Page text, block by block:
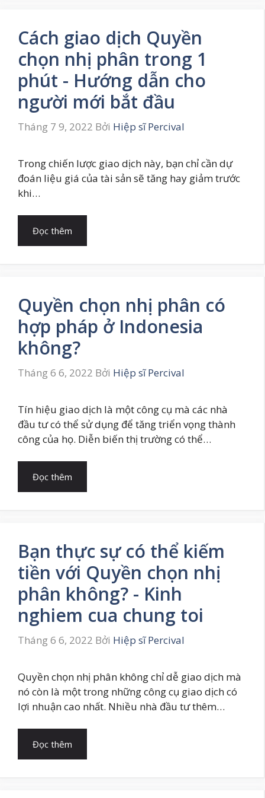
Cách giao dịch Quyền
chọn nhị phân trong 1
phút - Hướng dẫn cho
người mới bắt đầu
Tháng 7 9, 2022 Bởi Hiệp sĩ Percival
Trong chiến lược giao dịch này, bạn chỉ cần dự
đoán liệu giá của tài sản sẽ tăng hay giảm trước
khi…
Đọc thêm
Quyền chọn nhị phân có
hợp pháp ở Indonesia
không?
Tháng 6 6, 2022 Bởi Hiệp sĩ Percival
Tín hiệu giao dịch là một công cụ mà các nhà
đầu tư có thể sử dụng để tăng triển vọng thành
công của họ. Diễn biến thị trường có thể…
Đọc thêm
Bạn thực sự có thể kiếm
tiền với Quyền chọn nhị
phân không? - Kinh
nghiem cua chung toi
Tháng 6 6, 2022 Bởi Hiệp sĩ Percival
Quyền chọn nhị phân không chỉ dễ giao dịch mà
nó còn là một trong những công cụ giao dịch có
lợi nhuận cao nhất. Nhiều nhà đầu tư thêm…
Đọc thêm